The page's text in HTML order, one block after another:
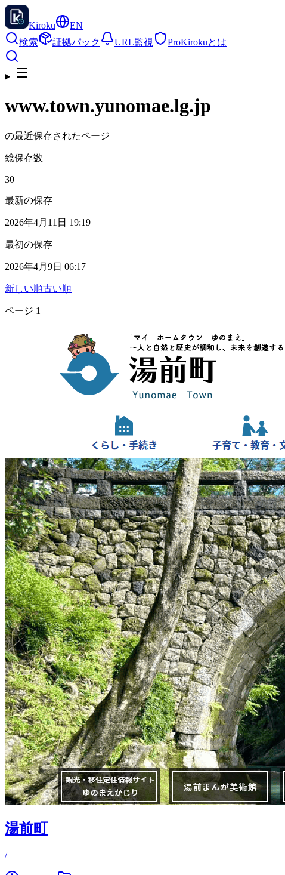
Kiroku
EN
検索
証拠パック URL監視 ProKirokuとは
www.town.yunomae.lg.jp
の最近保存されたページ
総保存数
30
最新の保存
2026年4月11日 19:19
最初の保存
2026年4月9日 06:17
新しい順古い順
ページ 1
湯前町
/